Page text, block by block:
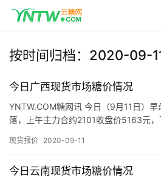
页
糖
公
众
号
按时间归档：2020-09-
今日广西现货市场糖价情况
YNTW.COM糖网讯 今日（9月11日）
落，上午主力合约2101收盘价5163元
现货报价 2020-09-11
今日云南现货市场糖价情况